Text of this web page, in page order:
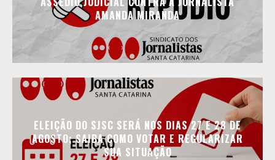
AMANDA MIRANDA
ELEIÇÃO DO SJSC SERÁ NOS DIAS 27 E 28 DE
AGOSTO; SAIBA COMO VOTAR E REGULARIZAR
SUA SITUAÇÃO